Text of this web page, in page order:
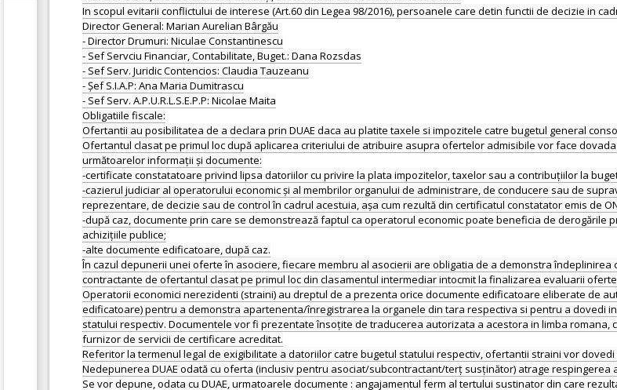
In scopul evitarii conflictului de interese (Art.60 din Legea 98/2016), persoanele care detin functii de decizie in
Director General: Marian Aurelian Bârgău
- Director Drumuri: Niculae Constantinescu
- Sef Servciu Financiar, Contabilitate, Buget.: Dana Rozsdas
- Sef Serv. Juridic Contencios: Claudia Tauzeanu
- Șef S.I.A.P: Ana Maria Dumitrascu
- Sef Serv. A.P.U.R.L.S.E.P.P: Nicolae Maita
Obligatiile fiscale:
Ofertantii au posibilitatea de a declara prin DUAE daca au platite taxele si impozitele catre bugetul general
Ofertantul clasat pe primul loc după aplicarea criteriului de atribuire asupra ofertelor admisibile vor face
următoarelor informații și documente:
-certificate constatatoare privind lipsa datoriilor cu privire la plata impozitelor, taxelor sau a contribuțiilor la
-cazierul judiciar al operatorului economic și al membrilor organului de administrare, de conducere sau de
reprezentare, de decizie sau de control în cadrul acestuia, așa cum rezultă din certificatul constatator emis de
-după caz, documente prin care se demonstrează faptul ca operatorul economic poate beneficia de derogările
achizițiile publice;
-alte documente edificatoare, după caz.
În cazul depunerii unei oferte în asociere, fiecare membru al asocierii are obligatia de a demonstra
contractante de ofertantul clasat pe primul loc din clasamentul intermediar intocmit la finalizarea evaluarii
Operatorii economici nerezidenti (straini) au dreptul de a prezenta orice documente edificatoare eliberate de
edificatoare) pentru a demonstra apartenenta/înregistrarea la organele din tara respectiva si pentru a dovedi
statului respectiv. Documentele vor fi prezentate însoțite de traducerea autorizata a acestora in limba romana,
furnizor de servicii de certificare acreditat.
Referitor la termenul legal de exigibilitate a datoriilor catre bugetul statului respectiv, ofertantii straini vor
Nedepunerea DUAE odată cu oferta (inclusiv pentru asociat/subcontractant/terț susținător) atrage respingerea
Se vor depune, odata cu DUAE, urmatoarele documente : angajamentul ferm al tertului sustinator din care